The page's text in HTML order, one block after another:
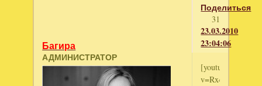
Поделиться
31
23.03.2010
23:04:06
Багира
АДМИНИСТРАТОР
[youtube]http://
v=Rx4IjaoH9Co[/